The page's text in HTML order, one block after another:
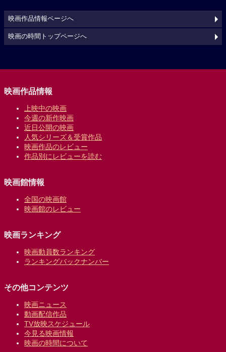
映画作品情報ページへ
映画の時間トップページへ
映画作品情報
上映中の映画
今週の新作映画
近日公開の映画
人気シリーズ＆受賞作品
映画作品のレビュー
作品別にレビューを読む
映画館情報
全国の映画館
映画館のレビュー
映画ランキング
映画動員数ランキング
ランキングバックナンバー
その他コンテンツ
映画ニュース
動画配信作品
TV放映スケジュール
今見る映画情報
映画の時間について